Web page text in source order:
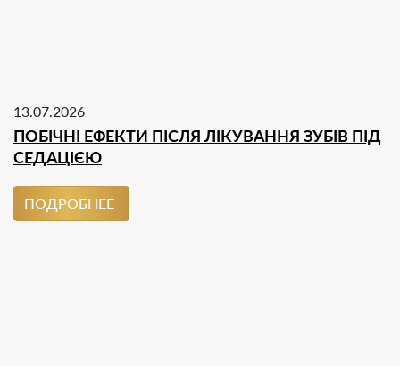
13.07.2026
ПОБІЧНІ ЕФЕКТИ ПІСЛЯ ЛІКУВАННЯ ЗУБІВ ПІД
СЕДАЦІЄЮ
ПОДРОБНЕЕ